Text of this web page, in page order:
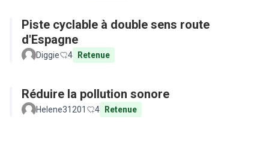
Piste cyclable à double sens route
d'Espagne
Diggie 4 Retenue
Réduire la pollution sonore
Helene31201 4 Retenue